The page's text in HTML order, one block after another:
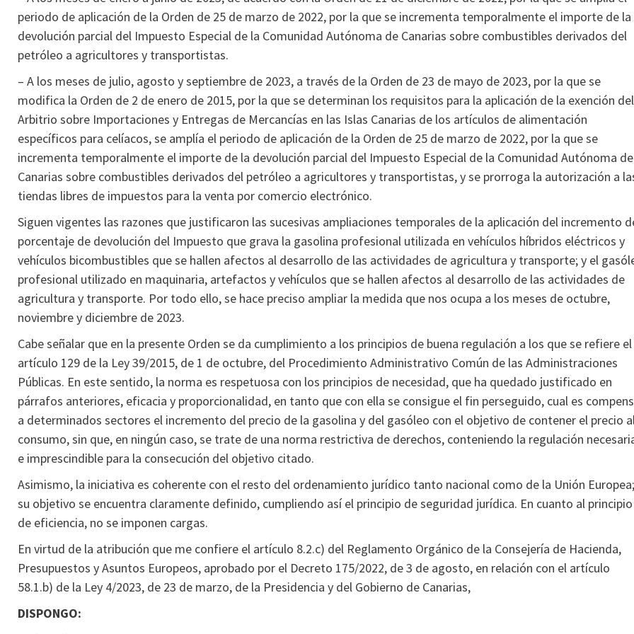
periodo de aplicación de la Orden de 25 de marzo de 2022, por la que se incrementa temporalmente el importe de la
devolución parcial del Impuesto Especial de la Comunidad Autónoma de Canarias sobre combustibles derivados del
petróleo a agricultores y transportistas.
– A los meses de julio, agosto y septiembre de 2023, a través de la Orden de 23 de mayo de 2023, por la que se
modifica la Orden de 2 de enero de 2015, por la que se determinan los requisitos para la aplicación de la exención del
Arbitrio sobre Importaciones y Entregas de Mercancías en las Islas Canarias de los artículos de alimentación
específicos para celíacos, se amplía el periodo de aplicación de la Orden de 25 de marzo de 2022, por la que se
incrementa temporalmente el importe de la devolución parcial del Impuesto Especial de la Comunidad Autónoma de
Canarias sobre combustibles derivados del petróleo a agricultores y transportistas, y se prorroga la autorización a
tiendas libres de impuestos para la venta por comercio electrónico.
Siguen vigentes las razones que justificaron las sucesivas ampliaciones temporales de la aplicación del incremento
porcentaje de devolución del Impuesto que grava la gasolina profesional utilizada en vehículos híbridos eléctricos y
vehículos bicombustibles que se hallen afectos al desarrollo de las actividades de agricultura y transporte; y el
profesional utilizado en maquinaria, artefactos y vehículos que se hallen afectos al desarrollo de las actividades de
agricultura y transporte. Por todo ello, se hace preciso ampliar la medida que nos ocupa a los meses de octubre,
noviembre y diciembre de 2023.
Cabe señalar que en la presente Orden se da cumplimiento a los principios de buena regulación a los que se refiere el
artículo 129 de la Ley 39/2015, de 1 de octubre, del Procedimiento Administrativo Común de las Administraciones
Públicas. En este sentido, la norma es respetuosa con los principios de necesidad, que ha quedado justificado en
párrafos anteriores, eficacia y proporcionalidad, en tanto que con ella se consigue el fin perseguido, cual es
a determinados sectores el incremento del precio de la gasolina y del gasóleo con el objetivo de contener el precio
consumo, sin que, en ningún caso, se trate de una norma restrictiva de derechos, conteniendo la regulación
e imprescindible para la consecución del objetivo citado.
Asimismo, la iniciativa es coherente con el resto del ordenamiento jurídico tanto nacional como de la Unión Europea;
su objetivo se encuentra claramente definido, cumpliendo así el principio de seguridad jurídica. En cuanto al principio
de eficiencia, no se imponen cargas.
En virtud de la atribución que me confiere el artículo 8.2.c) del Reglamento Orgánico de la Consejería de Hacienda,
Presupuestos y Asuntos Europeos, aprobado por el Decreto 175/2022, de 3 de agosto, en relación con el artículo
58.1.b) de la Ley 4/2023, de 23 de marzo, de la Presidencia y del Gobierno de Canarias,
DISPONGO: